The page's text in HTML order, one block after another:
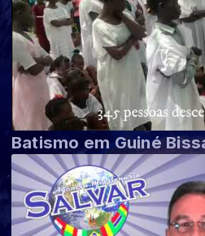
Batismo em Guiné